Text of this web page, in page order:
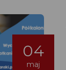
04
maj